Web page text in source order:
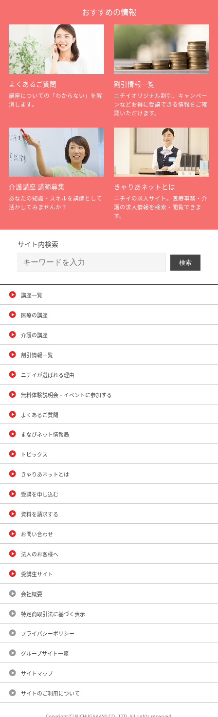
おすすめの情報
よくあるご質問
講座についての「わからない」を解
消します。
割引情報一覧
ニチイオリジナル割引、キャンペー
ンなどお得に受講できる情報をご確
認いただけます。
介護講座 講師募集
あなたの知識・スキルを講師として
活かしてみませんか？
きゃりあネットとは
ニチイの求人サイト。医療事務・介
護の求人情報を検索・閲覧できま
す。
サイト内検索
講座一覧
医療の講座
介護の講座
割引情報一覧
ニチイが選ばれる理由
無料体験説明会・イベントに参加する
よくあるご質問
まなびネット情報局
トピックス
きゃりあネットとは
受講を申し込む
資料を請求する
お問い合わせ
法人のお客様へ
受講生サイト
会社概要
特定商取引法に基づく表示
プライバシーポリシー
グループサイト一覧
サイトマップ
サイトのご利用について